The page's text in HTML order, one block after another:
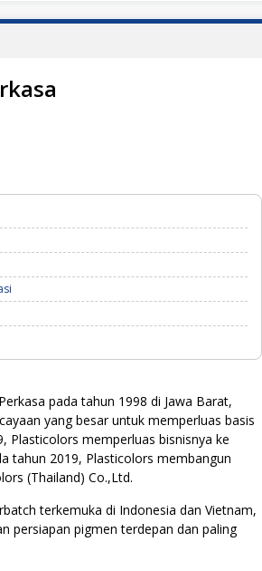
pada tahun 1998 di Jawa Barat,
yang besar untuk memperluas basis
Plasticolors memperluas bisnisnya ke
tahun 2019, Plasticolors membangun
(Thailand) Co.,Ltd.
terkemuka di Indonesia dan Vietnam,
persiapan pigmen terdepan dan paling